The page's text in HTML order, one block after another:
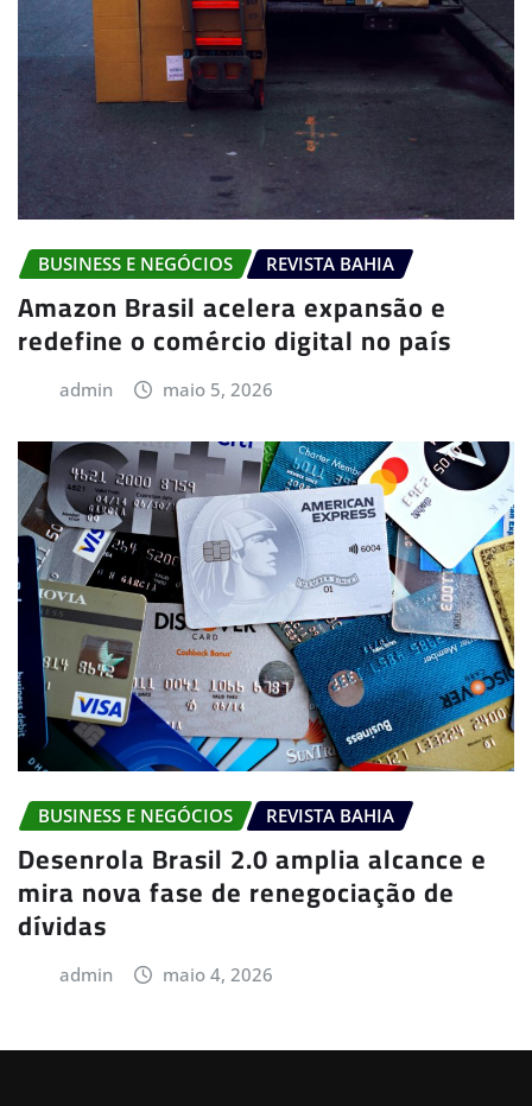
BUSINESS E NEGÓCIOS REVISTA BAHIA
Amazon Brasil acelera expansão e
redefine o comércio digital no país
admin maio 5, 2026
BUSINESS E NEGÓCIOS REVISTA BAHIA
Desenrola Brasil 2.0 amplia alcance e
mira nova fase de renegociação de
dívidas
admin maio 4, 2026